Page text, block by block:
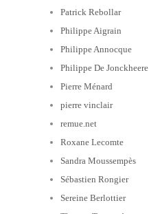
Patrick Rebollar
Philippe Aigrain
Philippe Annocque
Philippe De Jonckheere
Pierre Ménard
pierre vinclair
remue.net
Roxane Lecomte
Sandra Moussempès
Sébastien Rongier
Sereine Berlottier